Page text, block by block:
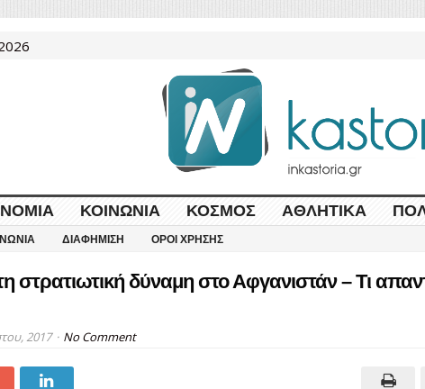
ΚΟΙΝΩΝΊΑ ΚΌΣΜΟΣ ΑΘΛΗΤΙΚΆ
ΔΙΑΦΉΜΙΣΗ ΌΡΟΙ ΧΡΉΣΗΣ
στρατιωτική δύναμη στο Αφγανιστάν – Τι
2017 No Comment